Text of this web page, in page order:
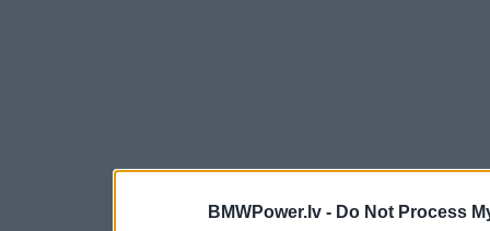
BMWPower.lv - Do Not Process